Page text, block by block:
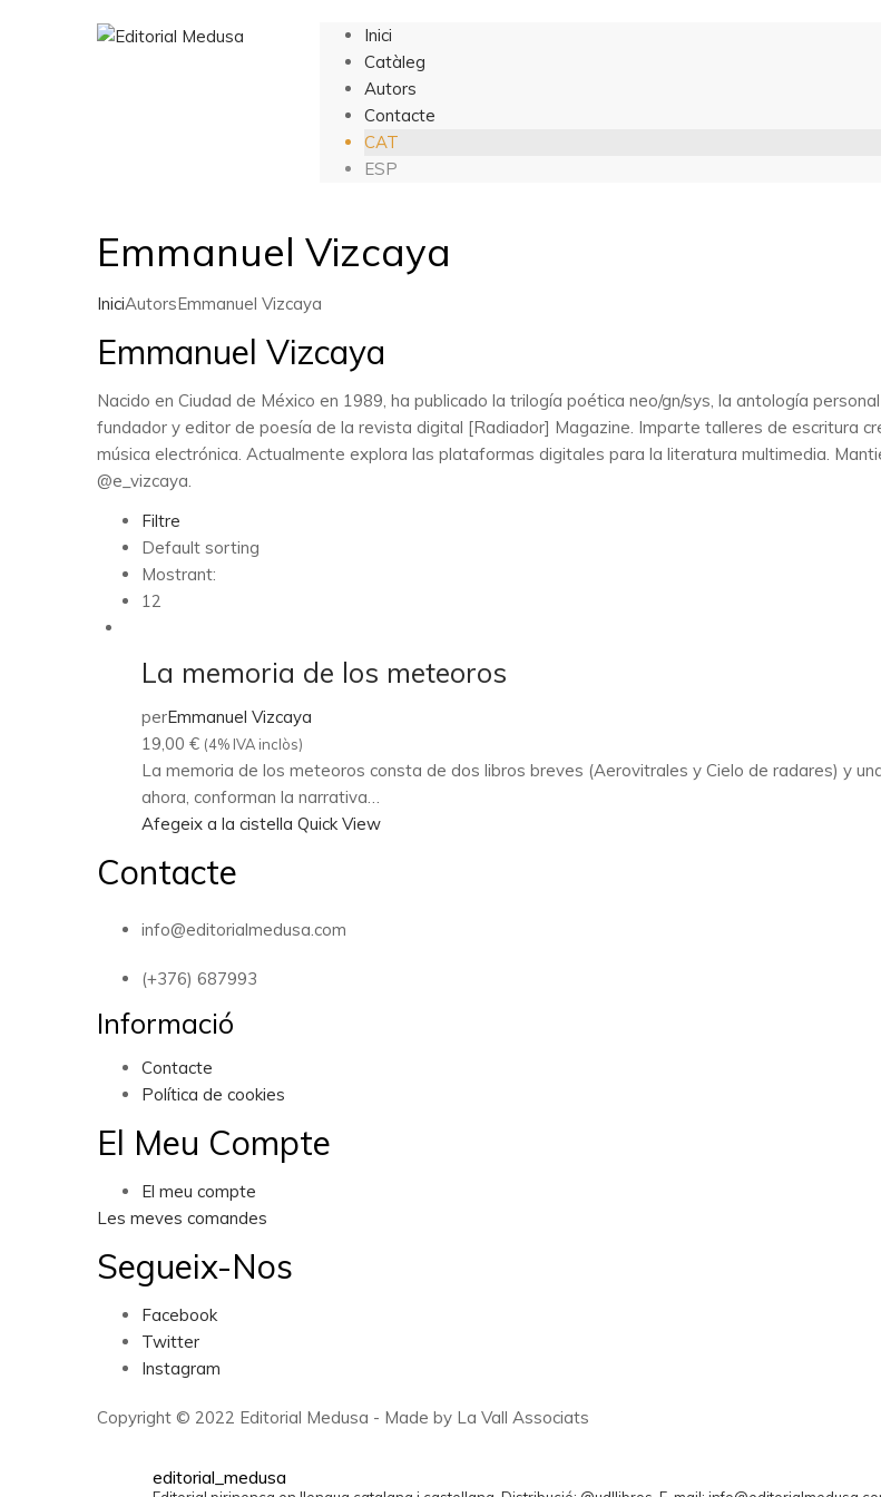
Inici
Catàleg
Autors
Contacte
CAT
ESP
Emmanuel Vizcaya
IniciAutorsEmmanuel Vizcaya
Emmanuel Vizcaya
Nacido en Ciudad de México en 1989, ha publicado la trilogía poética neo/gn/sys, la antología
fundador y editor de poesía de la revista digital [Radiador] Magazine. Imparte talleres de escritura
música electrónica. Actualmente explora las plataformas digitales para la literatura multimedia.
@e_vizcaya.
Filtre
Default sorting
Mostrant:
12
La memoria de los meteoros
perEmmanuel Vizcaya
19,00 € (4% IVA inclòs)
La memoria de los meteoros consta de dos libros breves (Aerovitrales y Cielo de radares) y
ahora, conforman la narrativa…
Afegeix a la cistella Quick View
Contacte
info@editorialmedusa.com
(+376) 687993
Informació
Contacte
Política de cookies
El Meu Compte
El meu compte
Les meves comandes
Segueix-Nos
Facebook
Twitter
Instagram
Copyright © 2022 Editorial Medusa - Made by La Vall Associats
editorial_medusa